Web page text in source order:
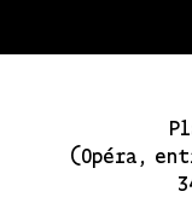
(Opéra,